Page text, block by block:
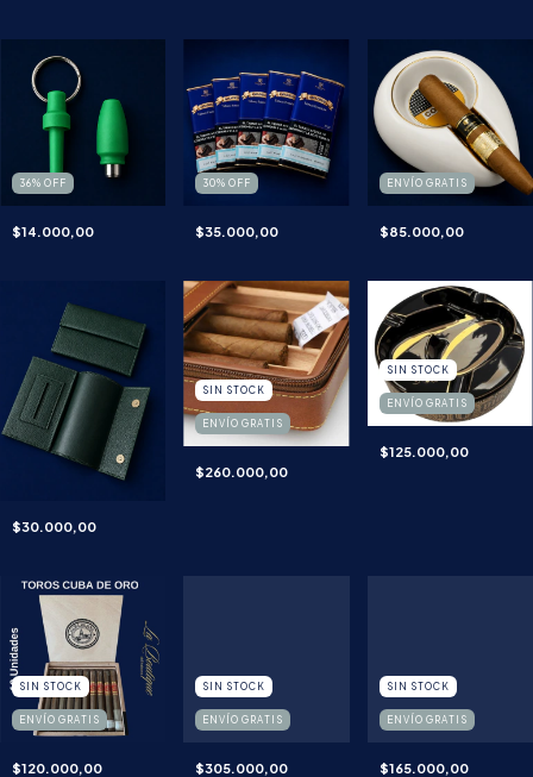
36% OFF
$14.000,00
30%OFF
$35.000,00
ENVÍO GRATIS
$85.000,00
$30.000,00
SIN STOCK
ENVÍO GRATIS
$260.000,00
SIN STOCK
ENVÍO GRATIS
$125.000,00
SIN STOCK
ENVÍO GRATIS
$120.000,00
SIN STOCK
ENVÍO GRATIS
$305.000,00
SIN STOCK
ENVÍO GRATIS
$165.000,00